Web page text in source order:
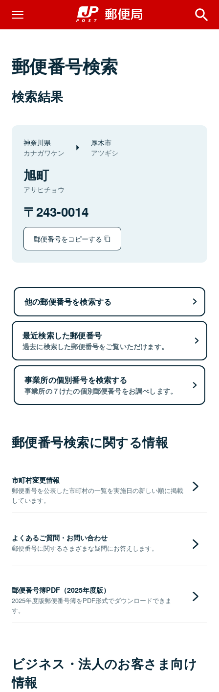
郵便番号検索
検索結果
神奈川県
カナガワケン
厚木市
アツギシ
旭町
アサヒチョウ
243-0014
郵便番号をコピーする
他の郵便番号を検索する
最近検索した郵便番号
過去に検索した郵便番号をご覧いただけます。
事業所の個別番号を検索する
事業所の７けたの個別郵便番号をお調べします。
郵便番号検索に関する情報
市町村変更情報
郵便番号を公表した市町村の一覧を実施日の新しい順に掲載
しています。
よくあるご質問・お問い合わせ
郵便番号に関するさまざまな疑問にお答えします。
郵便番号簿PDF（2025年度版）
2025年度版郵便番号簿をPDF形式でダウンロードできま
す。
ビジネス・法人のお客さま向け
情報